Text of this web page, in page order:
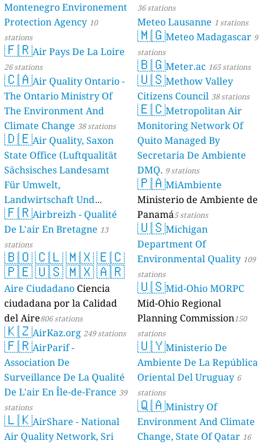
Montenegro Environement
Protection Agency 10
stations
🇫🇷Air Pays De La Loire
26 stations
🇨🇦Air Quality Ontario -
The Ontario Ministry Of
The Environment And
Climate Change 38 stations
🇩🇪Air Quality, Saxon
State Office (Luftqualität
Sächsisches Landesamt
Für Umwelt,
Landwirtschaft Und
Geologie) 50 stations
🇫🇷Airbreizh - Qualité
De L'air En Bretagne 13
stations
🇧🇴🇨🇱🇲🇽🇪🇨
🇵🇪🇺🇸🇲🇽🇦🇷
Aire Ciudadano Ciencia
ciudadana por la Calidad
del Aire806 stations
🇰🇿AirKaz.org 249 stations
🇫🇷AirParif -
Association De
Surveillance De La Qualité
De L'air En Île-de-France 39
stations
🇱🇰AirShare - National
Air Quality Network, Sri
36 stations
Meteo Lausanne 1 stations
🇲🇬Meteo Madagascar 9
stations
🇧🇬Meter.ac 165 stations
🇺🇸Methow Valley
Citizens Council 38 stations
🇪🇨Metropolitan Air
Monitoring Network Of
Quito Managed By
Secretaria De Ambiente
DMQ. 9 stations
🇵🇦MiAmbiente
Ministerio de Ambiente de
Panamá5 stations
🇺🇸Michigan
Department Of
Environmental Quality 109
stations
🇺🇸Mid-Ohio MORPC
Mid-Ohio Regional
Planning Commission150
stations
🇺🇾Ministerio De
Ambiente De La República
Oriental Del Uruguay 6
stations
🇶🇦Ministry Of
Environment And Climate
Change, State Of Qatar 16